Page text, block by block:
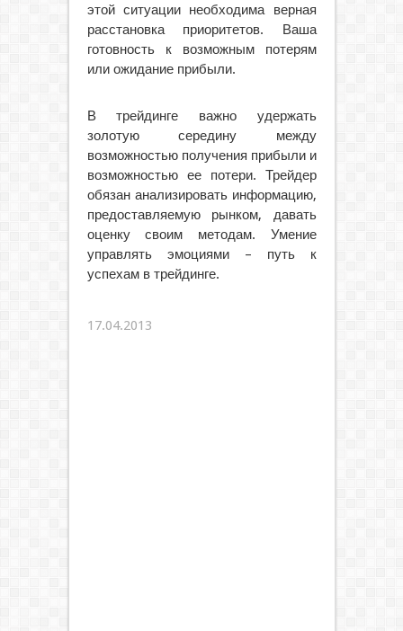
этой ситуации необходима верная
расстановка приоритетов. Ваша
готовность к возможным потерям
или ожидание прибыли.
В трейдинге важно удержать
золотую середину между
возможностью получения прибыли и
возможностью ее потери. Трейдер
обязан анализировать информацию,
предоставляемую рынком, давать
оценку своим методам. Умение
управлять эмоциями – путь к
успехам в трейдинге.
17.04.2013